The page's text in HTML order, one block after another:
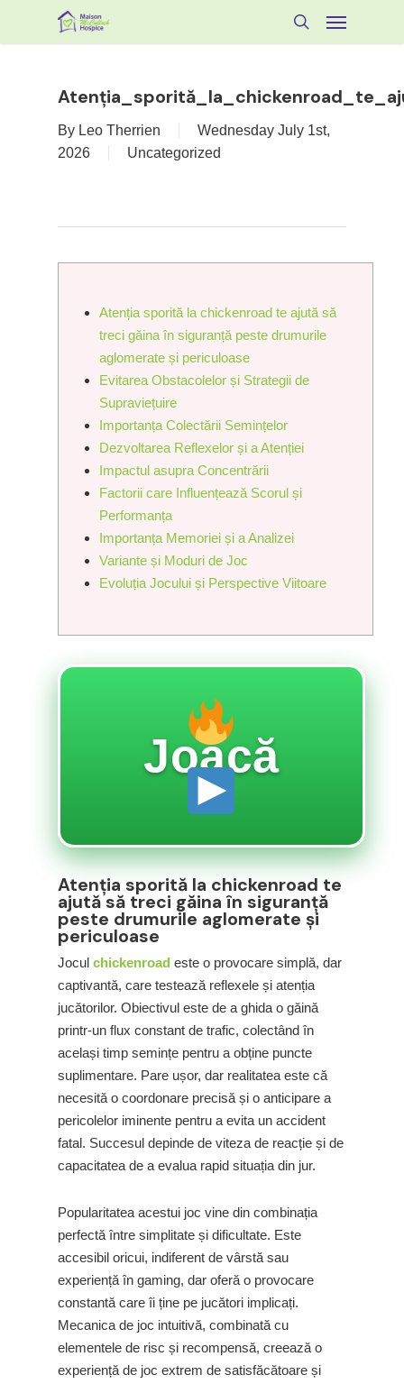
Menu
By Leo Therrien
Wednesday July 1st,
2026
Uncategorized
Atenția sporită la chickenroad te ajută să
treci găina în siguranță peste drumurile
aglomerate și periculoase
Evitarea Obstacolelor și Strategii de
Supraviețuire
Importanța Colectării Semințelor
Dezvoltarea Reflexelor și a Atenției
Impactul asupra Concentrării
Factorii care Influențează Scorul și
Performanța
Importanța Memoriei și a Analizei
Variante și Moduri de Joc
Evoluția Jocului și Perspective Viitoare
Joacă
Atenția sporită la chickenroad te
ajută să treci găina în siguranță
peste drumurile aglomerate și
periculoase
Jocul chickenroad este o provocare simplă, dar
captivantă, care testează reflexele și atenția
jucătorilor. Obiectivul este de a ghida o găină
printr-un flux constant de trafic, colectând în
același timp semințe pentru a obține puncte
suplimentare. Pare ușor, dar realitatea este că
necesită o coordonare precisă și o anticipare a
pericolelor iminente pentru a evita un accident
fatal. Succesul depinde de viteza de reacție și de
capacitatea de a evalua rapid situația din jur.
Popularitatea acestui joc vine din combinația
perfectă între simplitate și dificultate. Este
accesibil oricui, indiferent de vârstă sau
experiență în gaming, dar oferă o provocare
constantă care îi ține pe jucători implicați.
Mecanica de joc intuitivă, combinată cu
elementele de risc și recompensă, creează o
experiență de joc extrem de satisfăcătoare și